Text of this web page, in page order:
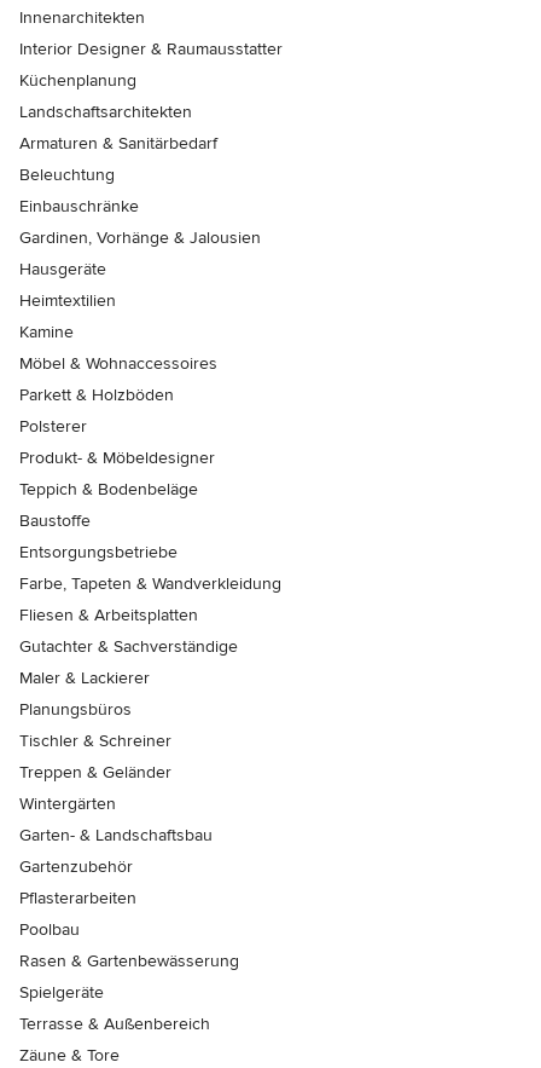
Innenarchitekten
Interior Designer & Raumausstatter
Küchenplanung
Landschaftsarchitekten
Armaturen & Sanitärbedarf
Beleuchtung
Einbauschränke
Gardinen, Vorhänge & Jalousien
Hausgeräte
Heimtextilien
Kamine
Möbel & Wohnaccessoires
Parkett & Holzböden
Polsterer
Produkt- & Möbeldesigner
Teppich & Bodenbeläge
Baustoffe
Entsorgungsbetriebe
Farbe, Tapeten & Wandverkleidung
Fliesen & Arbeitsplatten
Gutachter & Sachverständige
Maler & Lackierer
Planungsbüros
Tischler & Schreiner
Treppen & Geländer
Wintergärten
Garten- & Landschaftsbau
Gartenzubehör
Pflasterarbeiten
Poolbau
Rasen & Gartenbewässerung
Spielgeräte
Terrasse & Außenbereich
Zäune & Tore